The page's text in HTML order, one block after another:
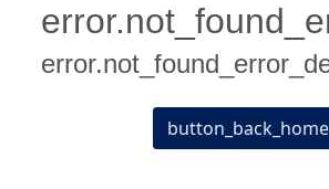
button_back_home